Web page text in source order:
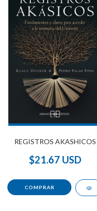
REGISTROS AKASHICOS
$21.67 USD